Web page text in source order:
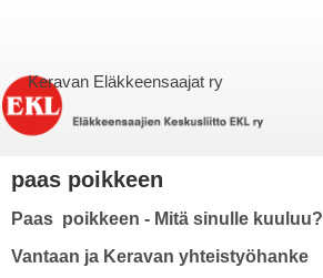
Keravan Eläkkeensaajat ry
paas poikkeen
Paas poikkeen - Mitä sinulle kuuluu?
Vantaan ja Keravan yhteistyöhanke